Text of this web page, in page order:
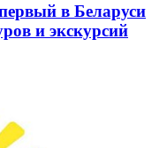
в Беларуси
и экскурсий